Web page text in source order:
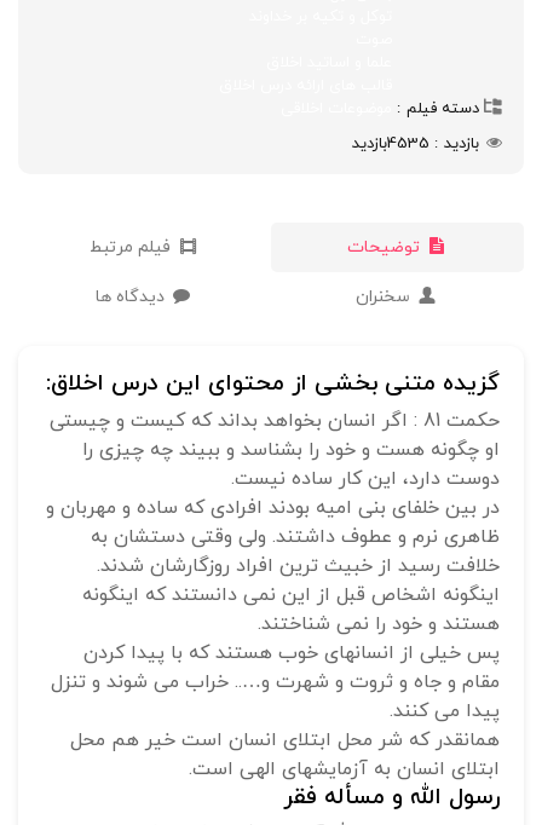
دسته فیلم
بازدید
4535بازدید
توضیحات فیلم مرتبط
سخنران دیدگاه ها
گزیده متنی بخشی از محتوای این درس اخلاق:
حکمت 81 : اگر انسان بخواهد بداند که کیست و چیستی
او چگونه هست و خود را بشناسد و ببیند چه چیزی را
دوست دارد، این کار ساده نیست.
در بین خلفای بنی امیه بودند افرادی که ساده و مهربان و
ظاهری نرم و عطوف داشتند. ولی وقتی دستشان به
خلافت رسید از خبیث ترین افراد روزگارشان شدند.
اینگونه اشخاص قبل از این نمی دانستند که اینگونه
هستند و خود را نمی شناختند.
پس خیلی از انسانهای خوب هستند که با پیدا کردن
مقام و جاه و ثروت و شهرت و….. خراب می شوند و تنزل
پیدا می کنند.
همانقدر که شر محل ابتلای انسان است خیر هم محل
ابتلای انسان به آزمایشهای الهی است.
رسول الله و مسأله فقر